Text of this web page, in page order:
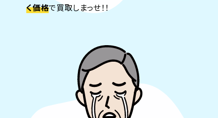
く価格で買取しまっせ！！